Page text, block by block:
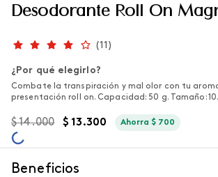
Desodorante Roll On
(11 )
¿Por qué elegirlo?
Combate la transpiración y mal olor con tu
presentación roll on. Capacidad: 50 g. Tamaño:
$14.000 $ 13.300 Ahorra$ 700
Beneficios